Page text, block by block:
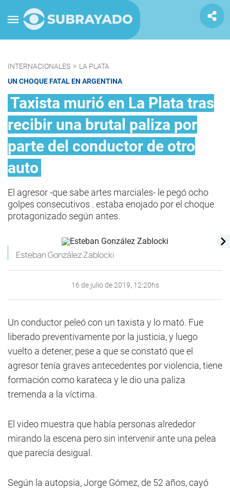
INTERNACIONALES > LA PLATA
UN CHOQUE FATAL EN ARGENTINA
Taxista murió en La Plata tras
recibir una brutal paliza por
parte del conductor de otro
auto
El agresor -que sabe artes marciales- le pegó ocho
golpes consecutivos . estaba enojado por el choque
protagonizado según antes.
Esteban González Zablocki
16 de julio de 2019, 12:20hs
Un conductor peleó con un taxista y lo mató. Fue
liberado preventivamente por la justicia, y luego
vuelto a detener, pese a que se constató que el
agresor tenía graves antecedentes por violencia, tiene
formación como karateca y le dio una paliza
tremenda a la víctima.
El video muestra que había personas alrededor
mirando la escena pero sin intervenir ante una pelea
que parecía desigual.
Según la autopsia, Jorge Gómez, de 52 años, cayó